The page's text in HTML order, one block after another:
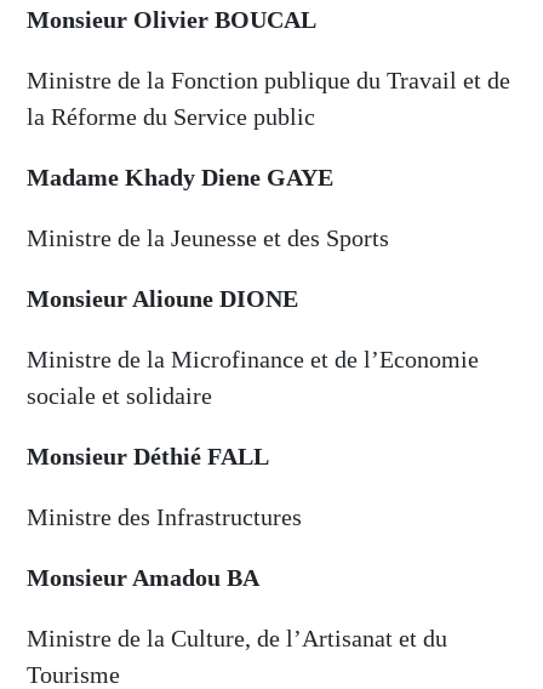
Monsieur Olivier BOUCAL
Ministre de la Fonction publique du Travail et de
la Réforme du Service public
Madame Khady Diene GAYE
Ministre de la Jeunesse et des Sports
Monsieur Alioune DIONE
Ministre de la Microfinance et de l’Economie
sociale et solidaire
Monsieur Déthié FALL
Ministre des Infrastructures
Monsieur Amadou BA
Ministre de la Culture, de l’Artisanat et du
Tourisme